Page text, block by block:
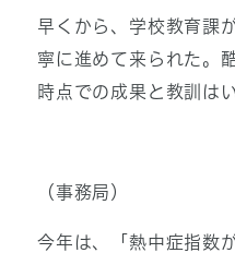
早くから、学校教育課
寧に進めて来られた。
時点での成果と教訓は
（事務局）
今年は、「熱中症指数